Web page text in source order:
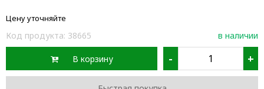
Цену уточняйте
Код продукта: 38665 в наличии
В корзину - +